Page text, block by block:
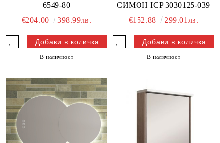
6549-80
€204.00
398.99лв.
В наличност
СИМОН ICP 3030125-039
€152.88
299.01лв.
В наличност